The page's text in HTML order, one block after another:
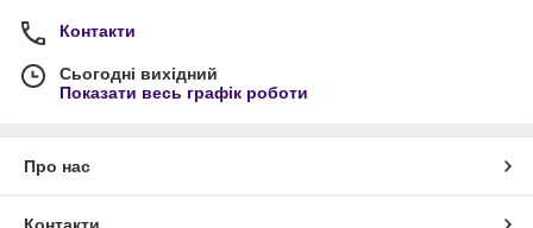
Контакти
Сьогодні вихідний
Показати весь графік роботи
Про нас